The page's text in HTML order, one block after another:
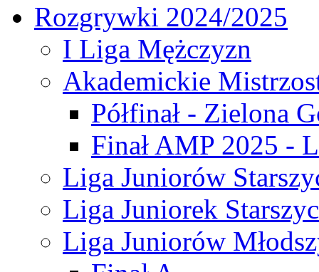
Rozgrywki 2024/2025
I Liga Mężczyzn
Akademickie
Półfinał - Zielona
Finał AMP 2025 -
Liga Juniorów
Liga Juniorek
Liga Juniorów